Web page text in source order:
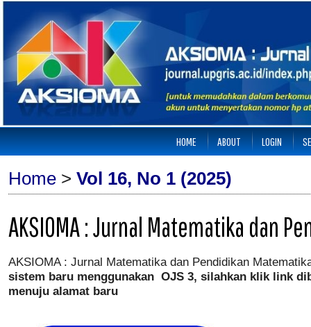
HOME ABOUT LOGIN
Home > Vol 16, No 1 (2025)
AKSIOMA : Jurnal Matematika dan
AKSIOMA : Jurnal Matematika dan Pendidikan
sistem baru menggunakan OJS 3, silahkan klik link
menuju alamat baru